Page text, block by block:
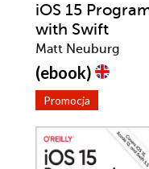
iOS 15
with Swift
Matt Neuburg
(ebook)
Promocja